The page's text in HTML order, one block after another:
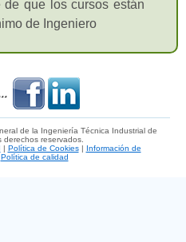
que los cursos están
de Ingeniero
de la Ingeniería Técnica Industrial de
derechos reservados.
| Política de Cookies| Información de
Política de calidad